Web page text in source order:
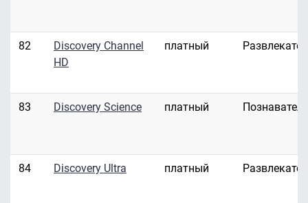
82
Discovery Channel
HD
платный
83 Discovery Science платный
84 Discovery Ultra платный